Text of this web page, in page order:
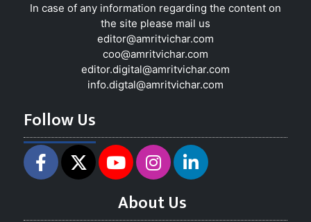
In case of any information regarding the content on
the site please mail us
editor@amritvichar.com
coo@amritvichar.com
editor.digital@amritvichar.com
info.digtal@amritvichar.com
Follow Us
About Us